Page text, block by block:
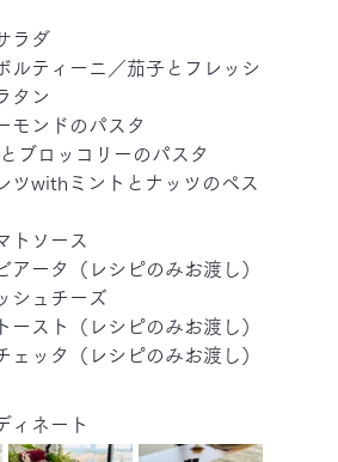
ラダ
ルティーニ／茄子とフレッシ
タン
モンドのパスタ
ブロッコリーのパスタ
ツwithミントとナッツのペス
トソース
アータ（レシピのみお渡し）
シュチーズ
ースト（レシピのみお渡し）
ェッタ（レシピのみお渡し）
ィネート